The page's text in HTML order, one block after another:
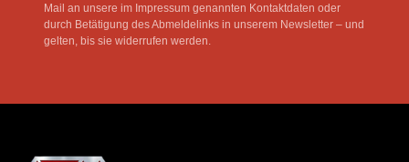
Mail an unsere im Impressum genannten Kontaktdaten oder
durch Betätigung des Abmeldelinks in unserem Newsletter – und
gelten, bis sie widerrufen werden.